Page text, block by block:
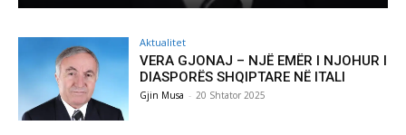
Aktualitet
VERA GJONAJ – NJË EMËR I NJOHUR I
DIASPORËS SHQIPTARE NË ITALI
Gjin Musa - 20 Shtator 2025